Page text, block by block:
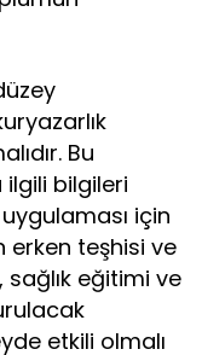
Bu
ilgili bilgileri
için
erken teşhisi ve
eğitimi ve
etkili olmalı